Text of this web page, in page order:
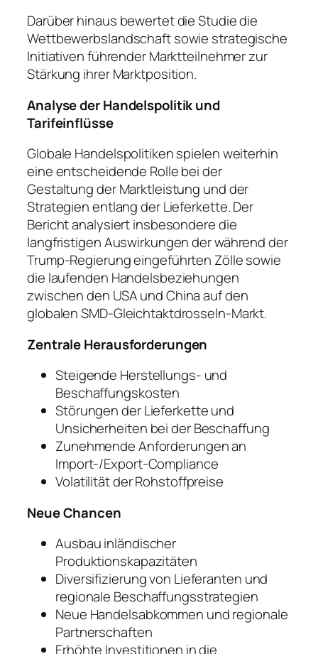
Darüber hinaus bewertet die Studie die
Wettbewerbslandschaft sowie strategische
Initiativen führender Marktteilnehmer zur
Stärkung ihrer Marktposition.
Analyse der Handelspolitik und
Tarifeinflüsse
Globale Handelspolitiken spielen weiterhin
eine entscheidende Rolle bei der
Gestaltung der Marktleistung und der
Strategien entlang der Lieferkette. Der
Bericht analysiert insbesondere die
langfristigen Auswirkungen der während der
Trump-Regierung eingeführten Zölle sowie
die laufenden Handelsbeziehungen
zwischen den USA und China auf den
globalen SMD-Gleichtaktdrosseln-Markt.
Zentrale Herausforderungen
Steigende Herstellungs- und
Beschaffungskosten
Störungen der Lieferkette und
Unsicherheiten bei der Beschaffung
Zunehmende Anforderungen an
Import-/Export-Compliance
Volatilität der Rohstoffpreise
Neue Chancen
Ausbau inländischer
Produktionskapazitäten
Diversifizierung von Lieferanten und
regionale Beschaffungsstrategien
Neue Handelsabkommen und regionale
Partnerschaften
Erhöhte Investitionen in die